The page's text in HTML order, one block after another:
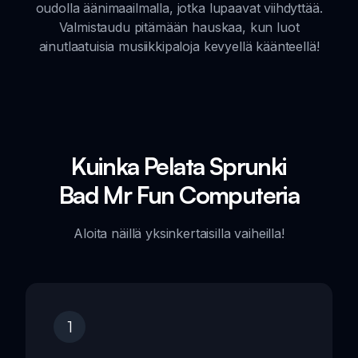
oudolla äänimaailmalla, jotka lupaavat viihdyttää.
Valmistaudu pitämään hauskaa, kun luot
ainutlaatuisia musiikkipaloja kevyellä käänteellä!
Kuinka Pelata Sprunki
Bad Mr Fun Computeria
Aloita näillä yksinkertaisilla vaiheilla!
1